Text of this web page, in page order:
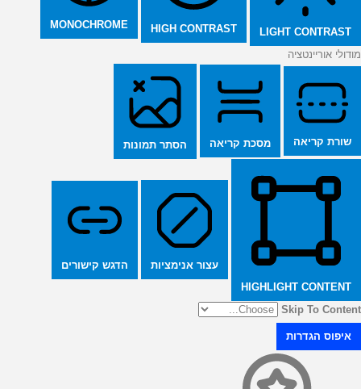
LIGHT CONTRAST
HIGH CONTRAST
MONOCHROME
מודולי אוריינטציה
שורת קריאה מסכת קריאה הסתר תמונות
HIGHLIGHT CONTENT
עצור אנימציות הדגש קישורים
Skip To Content
איפוס הגדרות